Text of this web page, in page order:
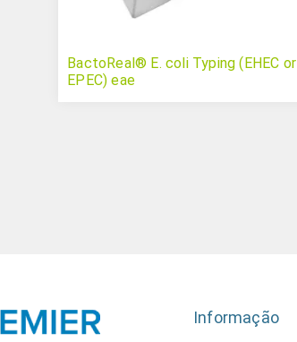
BactoReal® E. coli Typing (EHEC or
EPEC) eae
Informação